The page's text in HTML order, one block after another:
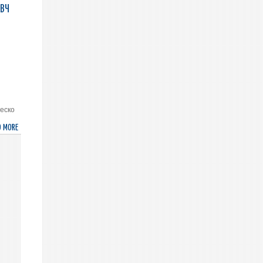
ЕРӨНХИЙЛӨГЧИД
MORE
ГАДААД
ХЭРГИЙН
САЙД
Л.ПҮРЭВСҮРЭН
БҮГД
НАЙРАМДАХ
ИТАЛИ
УЛСААС
МОНГОЛ
УЛСАД
СУУГАА